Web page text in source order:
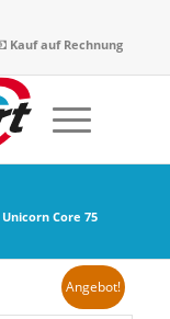
Kauf auf Rechnung
Unicorn Core 75
Angebot!